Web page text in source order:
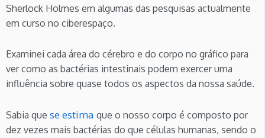
Sherlock Holmes em algumas das pesquisas actualmente
em curso no ciberespaço.
Examinei cada área do cérebro e do corpo no gráfico para
ver como as bactérias intestinais podem exercer uma
influência sobre quase todos os aspectos da nossa saúde.
Sabia que se estima que o nosso corpo é composto por
dez vezes mais bactérias do que células humanas, sendo o